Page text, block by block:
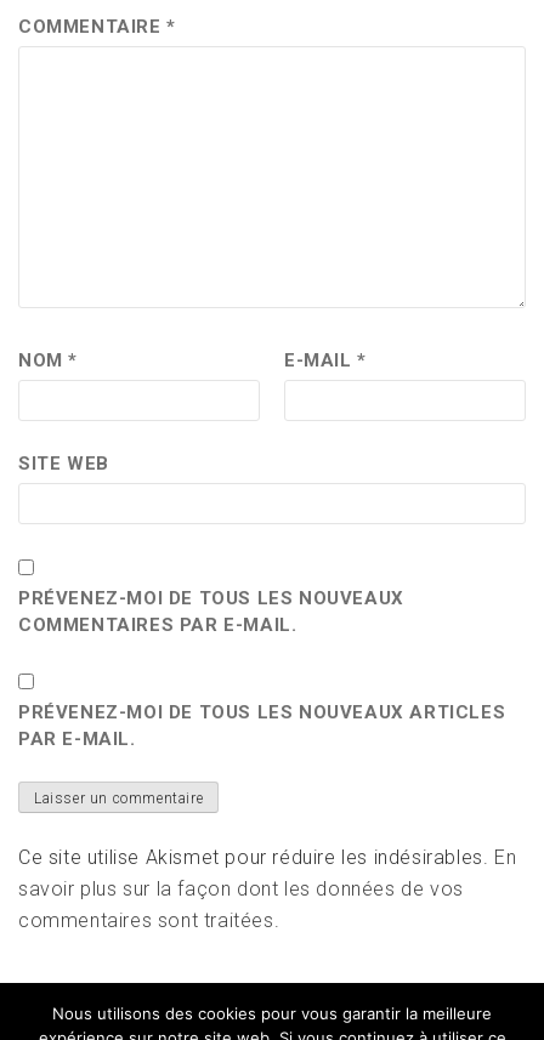
COMMENTAIRE*
NOM* E-MAIL*
SITE WEB
PRÉVENEZ-MOI DE TOUS LES NOUVEAUX
COMMENTAIRES PAR E-MAIL.
PRÉVENEZ-MOI DE TOUS LES NOUVEAUX ARTICLES
PAR E-MAIL.
Ce site utilise Akismet pour réduire les indésirables. En
savoir plus sur la façon dont les données de vos
commentaires sont traitées.
Nous utilisons des cookies pour vous garantir la meilleure